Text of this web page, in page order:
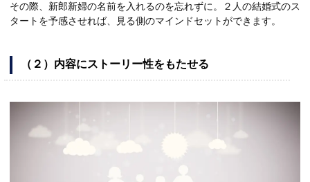
その際、新郎新婦の名前を入れるのを忘れずに。２人の結婚式のス
タートを予感させれば、見る側のマインドセットができます。
（２）内容にストーリー性をもたせる